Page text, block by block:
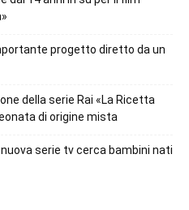
progetto diretto da un
della serie Rai «La Ricetta
di origine mista
serie tv cerca bambini nati